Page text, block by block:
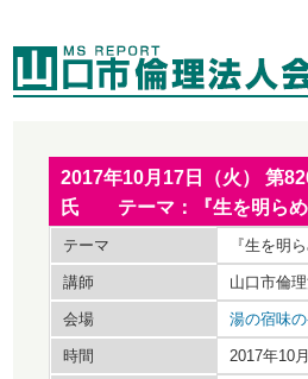
2017年10月17日（火）
氏 テーマ：『生を明らめ
テーマ 『生を明
講師 山口市倫
会場 湯の宿味
時間 2017年10